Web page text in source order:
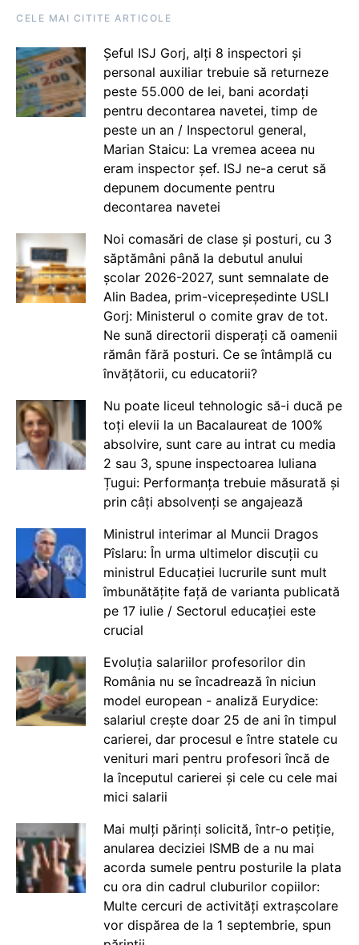
CELE MAI CITITE ARTICOLE
Șeful ISJ Gorj, alți 8 inspectori și
personal auxiliar trebuie să returneze
peste 55.000 de lei, bani acordați
pentru decontarea navetei, timp de
peste un an / Inspectorul general,
Marian Staicu: La vremea aceea nu
eram inspector șef. ISJ ne-a cerut să
depunem documente pentru
decontarea navetei
Noi comasări de clase și posturi, cu 3
săptămâni până la debutul anului
școlar 2026-2027, sunt semnalate de
Alin Badea, prim-vicepreședinte USLI
Gorj: Ministerul o comite grav de tot.
Ne sună directorii disperați că oamenii
rămân fără posturi. Ce se întâmplă cu
învățătorii, cu educatorii?
Nu poate liceul tehnologic să-i ducă pe
toți elevii la un Bacalaureat de 100%
absolvire, sunt care au intrat cu media
2 sau 3, spune inspectoarea Iuliana
Țugui: Performanța trebuie măsurată și
prin câți absolvenți se angajează
Ministrul interimar al Muncii Dragos
Pîslaru: În urma ultimelor discuții cu
ministrul Educației lucrurile sunt mult
îmbunătățite față de varianta publicată
pe 17 iulie / Sectorul educației este
crucial
Evoluția salariilor profesorilor din
România nu se încadrează în niciun
model european - analiză Eurydice:
salariul crește doar 25 de ani în timpul
carierei, dar procesul e între statele cu
venituri mari pentru profesori încă de
la începutul carierei și cele cu cele mai
mici salarii
Mai mulți părinți solicită, într-o petiție,
anularea deciziei ISMB de a nu mai
acorda sumele pentru posturile la plata
cu ora din cadrul cluburilor copiilor:
Multe cercuri de activități extrașcolare
vor dispărea de la 1 septembrie, spun